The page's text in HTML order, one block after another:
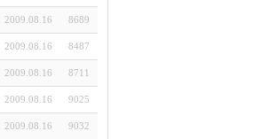
2009.08.16 8689
2009.08.16 8487
2009.08.16 8711
2009.08.16 9025
2009.08.16 9032